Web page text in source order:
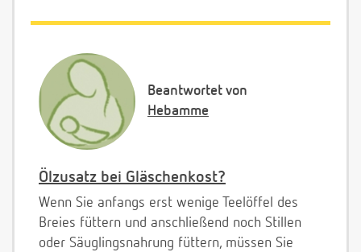
Beantwortet von
Hebamme
Ölzusatz bei Gläschenkost?
Wenn Sie anfangs erst wenige Teelöffel des
Breies füttern und anschließend noch Stillen
oder Säuglingsnahrung füttern, müssen Sie